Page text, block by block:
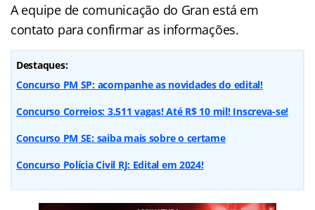
A equipe de comunicação do Gran está em
contato para confirmar as informações.
Destaques:
Concurso PM SP: acompanhe as novidades do edital!
Concurso Correios: 3.511 vagas! Até R$ 10 mil! Inscreva-se!
Concurso PM SE: saiba mais sobre o certame
Concurso Polícia Civil RJ: Edital em 2024!